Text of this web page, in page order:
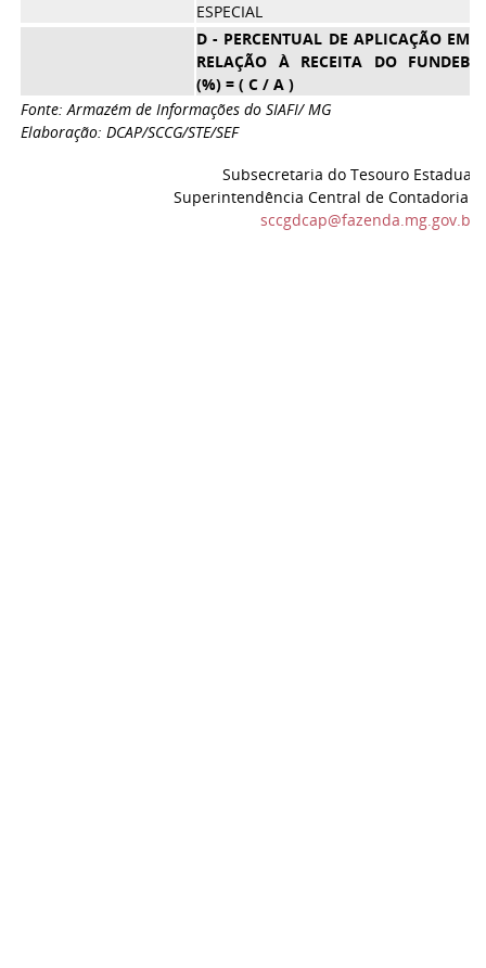
ESPECIAL
D - PERCENTUAL DE APLICAÇÃO EM
RELAÇÃO À RECEITA DO FUNDEB
(%) = ( C / A )
Fonte: Armazém de Informações do SIAFI/ MG
Elaboração: DCAP/SCCG/STE/SEF
Subsecretaria do Tesouro Estadual -
Superintendência Central de Contadoria
sccgdcap@fazenda.mg.gov.br